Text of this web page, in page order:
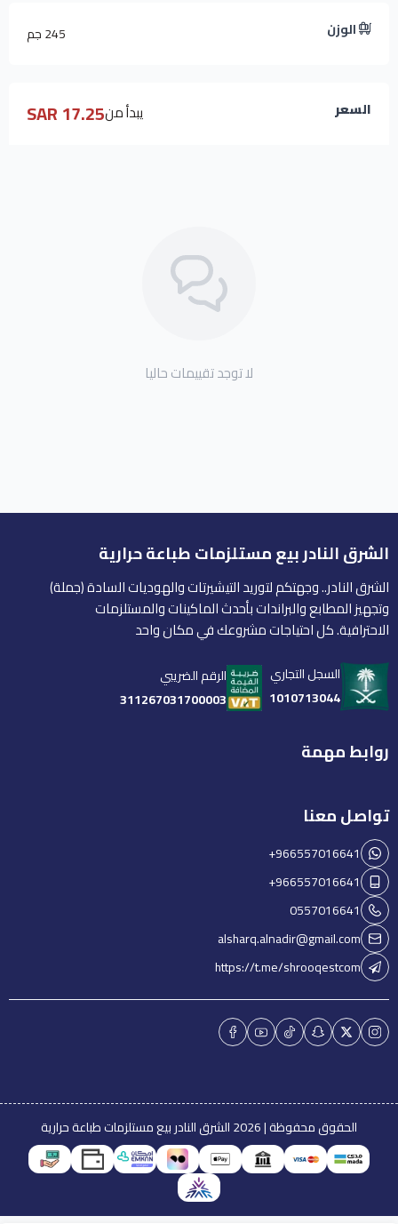
الوزن 245 جم
السعر يبدأ من17.25 SAR
لا توجد تقييمات حاليا
الشرق النادر بيع مستلزمات طباعة حرارية
الشرق النادر.. وجهتكم لتوريد التيشيرتات والهوديات السادة (جملة)
وتجهيز المطابع والبراندات بأحدث الماكينات والمستلزمات
الاحترافية. كل احتياجات مشروعك في مكان واحد
السجل التجاري
1010713044
الرقم الضريبي
311267031700003
روابط مهمة
تواصل معنا
+966557016641
+966557016641
0557016641
alsharq.alnadir@gmail.com
https://t.me/shrooqestcom
الحقوق محفوظة | 2026 الشرق النادر بيع مستلزمات طباعة حرارية